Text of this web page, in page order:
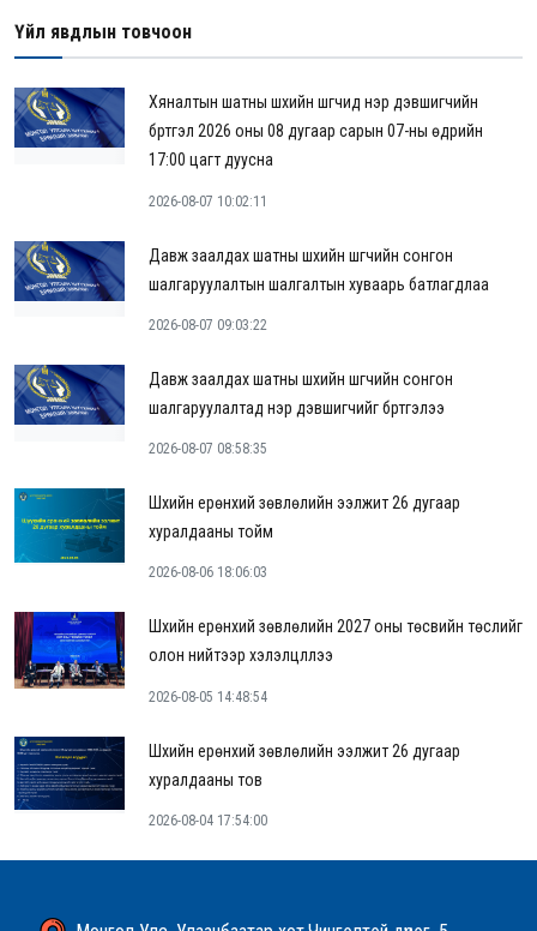
Үйл явдлын товчоон
Хяналтын шатны шүүхийн шүүгчид нэр дэвшигчийн
бүртгэл 2026 оны 08 дугаар сарын 07-ны өдрийн
17:00 цагт дуусна
2026-08-07 10:02:11
Давж заалдах шатны шүүхийн шүүгчийн сонгон
шалгаруулалтын шалгалтын хуваарь батлагдлаа
2026-08-07 09:03:22
Давж заалдах шатны шүүхийн шүүгчийн сонгон
шалгаруулалтад нэр дэвшигчийг бүртгэлээ
2026-08-07 08:58:35
Шүүхийн ерөнхий зөвлөлийн ээлжит 26 дугаар
хуралдааны тойм
2026-08-06 18:06:03
Шүүхийн ерөнхий зөвлөлийн 2027 оны төсвийн төслийг
олон нийтээр хэлэлцүүллээ
2026-08-05 14:48:54
Шүүхийн ерөнхий зөвлөлийн ээлжит 26 дугаар
хуралдааны тов
2026-08-04 17:54:00